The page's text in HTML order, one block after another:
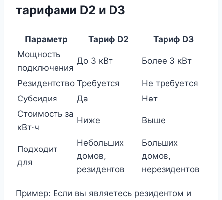
тарифами D2 и D3
Параметр Тариф D2
Тариф D3
Мощность
подключения
До 3 кВт Более 3 кВт
Резидентство Требуется
Не требуется
Субсидия
Да
Нет
Стоимость за
кВт·ч
Ниже Выше
Подходит
для
Небольших
домов,
резидентов
Больших
домов,
нерезидентов
Пример: Если вы являетесь резидентом и